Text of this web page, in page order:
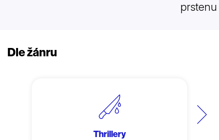
prstenu
Dle žánru
Další
Thrillery